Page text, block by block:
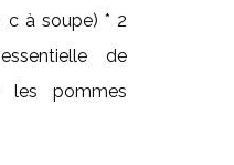
c à soupe) * 2
de
les pommes